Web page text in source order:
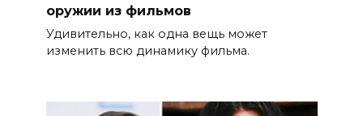
оружии из фильмов
Удивительно, как одна вещь может
изменить всю динамику фильма.